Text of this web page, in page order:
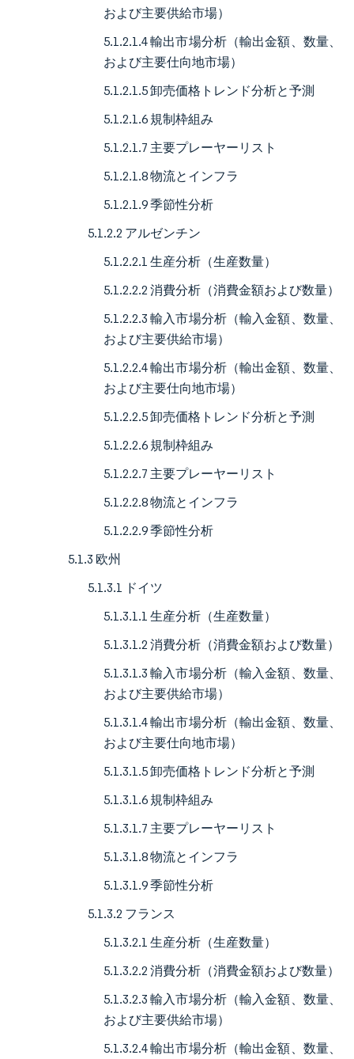
および主要供給市場）
5.1.2.1.4 輸出市場分析（輸出金額、数量、
および主要仕向地市場）
5.1.2.1.5 卸売価格トレンド分析と予測
5.1.2.1.6 規制枠組み
5.1.2.1.7 主要プレーヤーリスト
5.1.2.1.8 物流とインフラ
5.1.2.1.9 季節性分析
5.1.2.2 アルゼンチン
5.1.2.2.1 生産分析（生産数量）
5.1.2.2.2 消費分析（消費金額および数量）
5.1.2.2.3 輸入市場分析（輸入金額、数量、
および主要供給市場）
5.1.2.2.4 輸出市場分析（輸出金額、数量、
および主要仕向地市場）
5.1.2.2.5 卸売価格トレンド分析と予測
5.1.2.2.6 規制枠組み
5.1.2.2.7 主要プレーヤーリスト
5.1.2.2.8 物流とインフラ
5.1.2.2.9 季節性分析
5.1.3 欧州
5.1.3.1 ドイツ
5.1.3.1.1 生産分析（生産数量）
5.1.3.1.2 消費分析（消費金額および数量）
5.1.3.1.3 輸入市場分析（輸入金額、数量、
および主要供給市場）
5.1.3.1.4 輸出市場分析（輸出金額、数量、
および主要仕向地市場）
5.1.3.1.5 卸売価格トレンド分析と予測
5.1.3.1.6 規制枠組み
5.1.3.1.7 主要プレーヤーリスト
5.1.3.1.8 物流とインフラ
5.1.3.1.9 季節性分析
5.1.3.2 フランス
5.1.3.2.1 生産分析（生産数量）
5.1.3.2.2 消費分析（消費金額および数量）
5.1.3.2.3 輸入市場分析（輸入金額、数量、
および主要供給市場）
5.1.3.2.4 輸出市場分析（輸出金額、数量、